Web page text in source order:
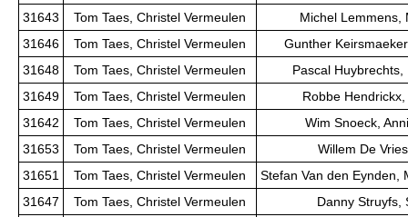
31643
Tom Taes, Christel Vermeulen
Michel Lemmens,
31646
Tom Taes, Christel Vermeulen
Gunther
31648
Tom Taes, Christel Vermeulen
Pascal
31649
Tom Taes, Christel Vermeulen
Robbe
31642
Tom Taes, Christel Vermeulen
Wim Snoeck,
31653
Tom Taes, Christel Vermeulen
Willem De
31651
Tom Taes, Christel Vermeulen
Stefan Van den Eynden,
31647
Tom Taes, Christel Vermeulen
Danny Struyfs,